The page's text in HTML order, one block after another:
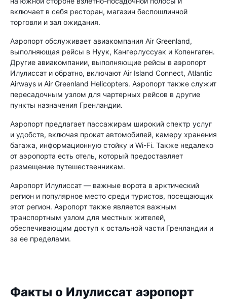
включает в себя ресторан, магазин беспошлинной
торговли и зал ожидания.
Аэропорт обслуживает авиакомпания Air Greenland,
выполняющая рейсы в Нуук, Кангерлуссуак и Копенгаген.
Другие авиакомпании, выполняющие рейсы в аэропорт
Илулиссат и обратно, включают Air Island Connect, Atlantic
Airways и Air Greenland Helicopters. Аэропорт также служит
пересадочным узлом для чартерных рейсов в другие
пункты назначения Гренландии.
Аэропорт предлагает пассажирам широкий спектр услуг
и удобств, включая прокат автомобилей, камеру хранения
багажа, информационную стойку и Wi-Fi. Также недалеко
от аэропорта есть отель, который предоставляет
размещение путешественникам.
Аэропорт Илулиссат — важные ворота в арктический
регион и популярное место среди туристов, посещающих
этот регион. Аэропорт также является важным
транспортным узлом для местных жителей,
обеспечивающим доступ к остальной части Гренландии и
за ее пределами.
Факты о Илулиссат аэропорт